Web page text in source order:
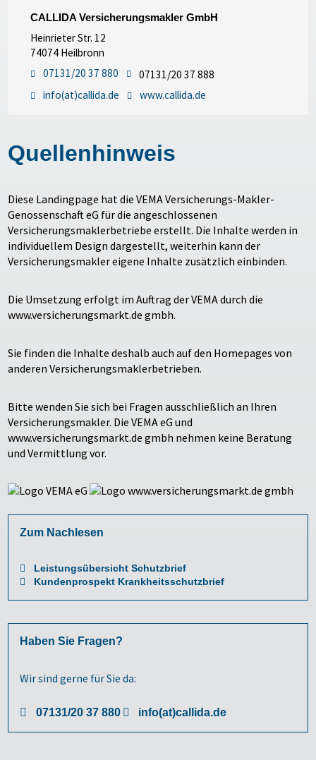
CALLIDA Versicherungsmakler GmbH
Heinrieter Str. 12
74074 Heilbronn
07131/20 37 880
07131/20 37 888
info(at)callida.de
www.callida.de
Quellenhinweis
Diese Landingpage hat die VEMA Versicherungs-Makler-
Genossenschaft eG für die angeschlossenen
Versicherungsmaklerbetriebe erstellt. Die Inhalte werden in
individuellem Design dargestellt, weiterhin kann der
Versicherungsmakler eigene Inhalte zusätzlich einbinden.
Die Umsetzung erfolgt im Auftrag der VEMA durch die
www.versicherungsmarkt.de gmbh.
Sie finden die Inhalte deshalb auch auf den Homepages von
anderen Versicherungsmaklerbetrieben.
Bitte wenden Sie sich bei Fragen ausschließlich an Ihren
Versicherungsmakler. Die VEMA eG und
www.versicherungsmarkt.de gmbh nehmen keine Beratung
und Vermittlung vor.
Zum Nachlesen
Leistungsübersicht Schutzbrief
Kundenprospekt Krankheitsschutzbrief
Haben Sie Fragen?
Wir sind gerne für Sie da:
07131/20 37 880 info(at)callida.de